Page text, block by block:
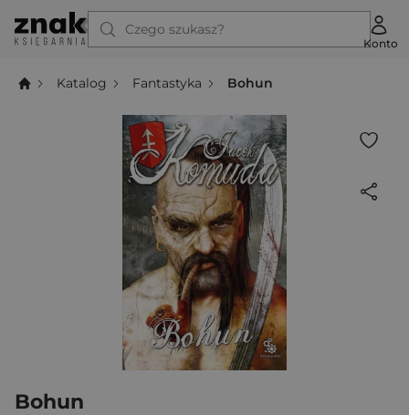
Czego szukasz?
Konto
Katalog Fantastyka Bohun
Bohun